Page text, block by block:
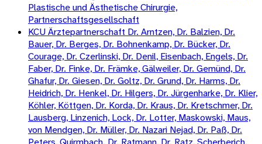
Plastische und Ästhetische Chirurgie,
Partnerschaftsgesellschaft
KCU Ärztepartnerschaft Dr. Arntzen, Dr. Balzien, Dr.
Bauer, Dr. Berges, Dr. Bohnenkamp, Dr. Bücker, Dr.
Courage, Dr. Czerlinski, Dr. Denil, Eisenbach, Engels, Dr.
Faber, Dr. Finke, Dr. Främke, Gälweiler, Dr. Gemünd, Dr.
Ghafur, Dr. Giesen, Dr. Goltz, Dr. Grund, Dr. Harms, Dr.
Heidrich, Dr. Henkel, Dr. Hilgers, Dr. Jürgenharke, Dr. Klier,
Köhler, Köttgen, Dr. Korda, Dr. Kraus, Dr. Kretschmer, Dr.
Lausberg, Linzenich, Lock, Dr. Lotter, Maskowski, Maus,
von Mendgen, Dr. Müller, Dr. Nazari Nejad, Dr. Paß, Dr.